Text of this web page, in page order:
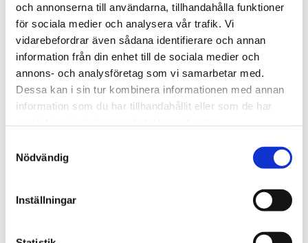
och annonserna till användarna, tillhandahålla funktioner
för sociala medier och analysera vår trafik. Vi
vidarebefordrar även sådana identifierare och annan
information från din enhet till de sociala medier och
annons- och analysföretag som vi samarbetar med.
Dessa kan i sin tur kombinera informationen med annan
information som du har tillhandahållit eller som de har
Nödvändig
Inställningar
Telefon*